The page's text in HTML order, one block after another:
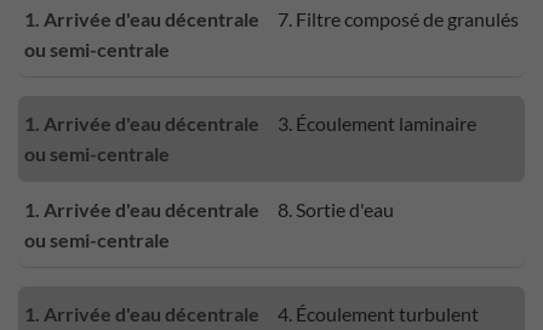
1. Arrivée d'eau décentrale
ou semi-centrale
7. Filtre composé de granulés
1. Arrivée d'eau décentrale
ou semi-centrale
3. Écoulement laminaire
1. Arrivée d'eau décentrale
ou semi-centrale
8. Sortie d'eau
1. Arrivée d'eau décentrale
4. Écoulement turbulent